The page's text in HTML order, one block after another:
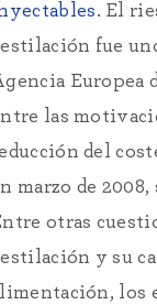
. El
fue
Europea
las
del
marzo de
otras
y su
los